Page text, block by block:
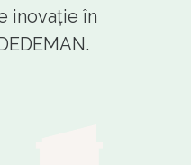
inovație în